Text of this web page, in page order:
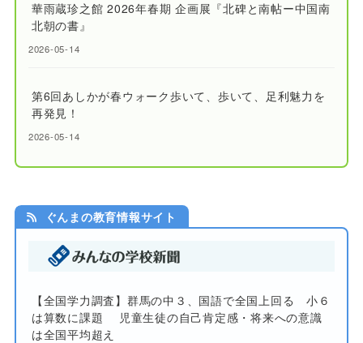
華雨蔵珍之館 2026年春期 企画展『北碑と南帖ー中国南
北朝の書』
2026-05-14
第6回あしかが春ウォーク歩いて、歩いて、足利魅力を
再発見！
2026-05-14
ぐんまの教育情報サイト
【全国学力調査】群馬の中３、国語で全国上回る 小６
は算数に課題 児童生徒の自己肯定感・将来への意識
は全国平均超え